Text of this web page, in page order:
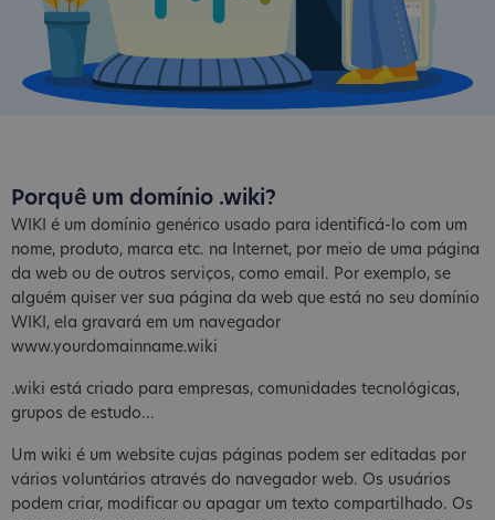
Porquê um domínio .wiki?
WIKI é um domínio genérico usado para identificá-lo com um
nome, produto, marca etc. na Internet, por meio de uma página
da web ou de outros serviços, como email. Por exemplo, se
alguém quiser ver sua página da web que está no seu domínio
WIKI, ela gravará em um navegador
www.yourdomainname.wiki
.wiki está criado para empresas, comunidades tecnológicas,
grupos de estudo...
Um wiki é um website cujas páginas podem ser editadas por
vários voluntários através do navegador web. Os usuários
podem criar, modificar ou apagar um texto compartilhado. Os